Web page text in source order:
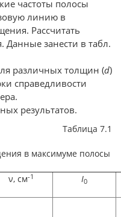
частоты полосы
линию в
Рассчитать
занести в табл.
различных толщин (d)
справедливости
результатов.
Таблица 7.1
в максимуме полосы
ν, см-1 I0